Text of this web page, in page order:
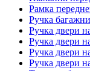
Рамка
Ручка
Ручка двери
Ручка двери
Ручка двери
Ручка двери